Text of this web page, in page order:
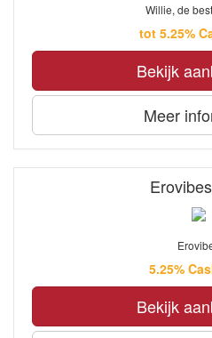
Willie, de
tot 5.25%
Bekijk
Meer
5.25%
Bekijk